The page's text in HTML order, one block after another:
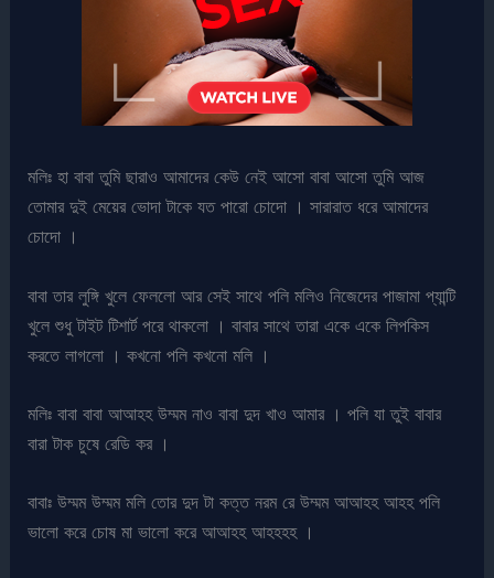
মলিঃ হা বাবা তুমি ছারাও আমাদের কেউ নেই আসো বাবা আসো তুমি আজ
তোমার দুই মেয়ের ভোদা টাকে যত পারো চোদো । সারারাত ধরে আমাদের
চোদো ।
বাবা তার লুঙ্গি খুলে ফেললো আর সেই সাথে পলি মলিও নিজেদের পাজামা প্যান্টি
খুলে শুধু টাইট টিশার্ট পরে থাকলো । বাবার সাথে তারা একে একে লিপকিস
করতে লাগলো । কখনো পলি কখনো মলি ।
মলিঃ বাবা বাবা আআহহ উম্মম নাও বাবা দুদ খাও আমার । পলি যা তুই বাবার
বারা টাক চুষে রেডি কর ।
বাবাঃ উম্মম উম্মম মলি তোর দুদ টা কত্ত নরম রে উম্মম আআহহ আহহ পলি
ভালো করে চোষ মা ভালো করে আআহহ আহহহহ ।